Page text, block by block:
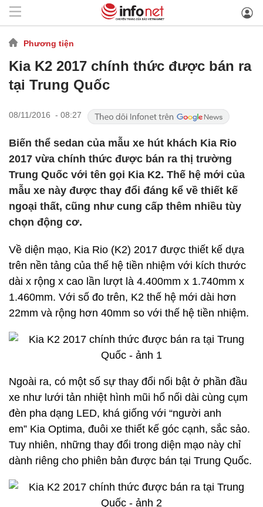
Phương tiện
Kia K2 2017 chính thức được bán ra
tại Trung Quốc
08/11/2016 - 08:27
Biến thể sedan của mẫu xe hút khách Kia Rio
2017 vừa chính thức được bán ra thị trường
Trung Quốc với tên gọi Kia K2. Thế hệ mới của
mẫu xe này được thay đổi đáng kể về thiết kế
ngoại thất, cũng như cung cấp thêm nhiều tùy
chọn động cơ.
Về diện mạo, Kia Rio (K2) 2017 được thiết kế dựa
trên nền tảng của thế hệ tiền nhiệm với kích thước
dài x rộng x cao lần lượt là 4.400mm x 1.740mm x
1.460mm. Với số đo trên, K2 thế hệ mới dài hơn
22mm và rộng hơn 40mm so với thế hệ tiền nhiệm.
Ngoài ra, có một số sự thay đổi nổi bật ở phần đầu
xe như lưới tản nhiệt hình mũi hổ nối dài cùng cụm
đèn pha dạng LED, khá giống với “người anh
em” Kia Optima, đuôi xe thiết kế góc cạnh, sắc sảo.
Tuy nhiên, những thay đổi trong diện mạo này chỉ
dành riêng cho phiên bản được bán tại Trung Quốc.